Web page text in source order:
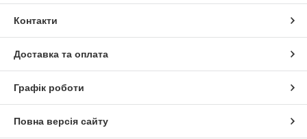
Контакти
Доставка та оплата
Графік роботи
Повна версія сайту